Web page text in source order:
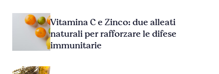
Vitamina C e Zinco: due alleati
naturali per rafforzare le difese
immunitarie